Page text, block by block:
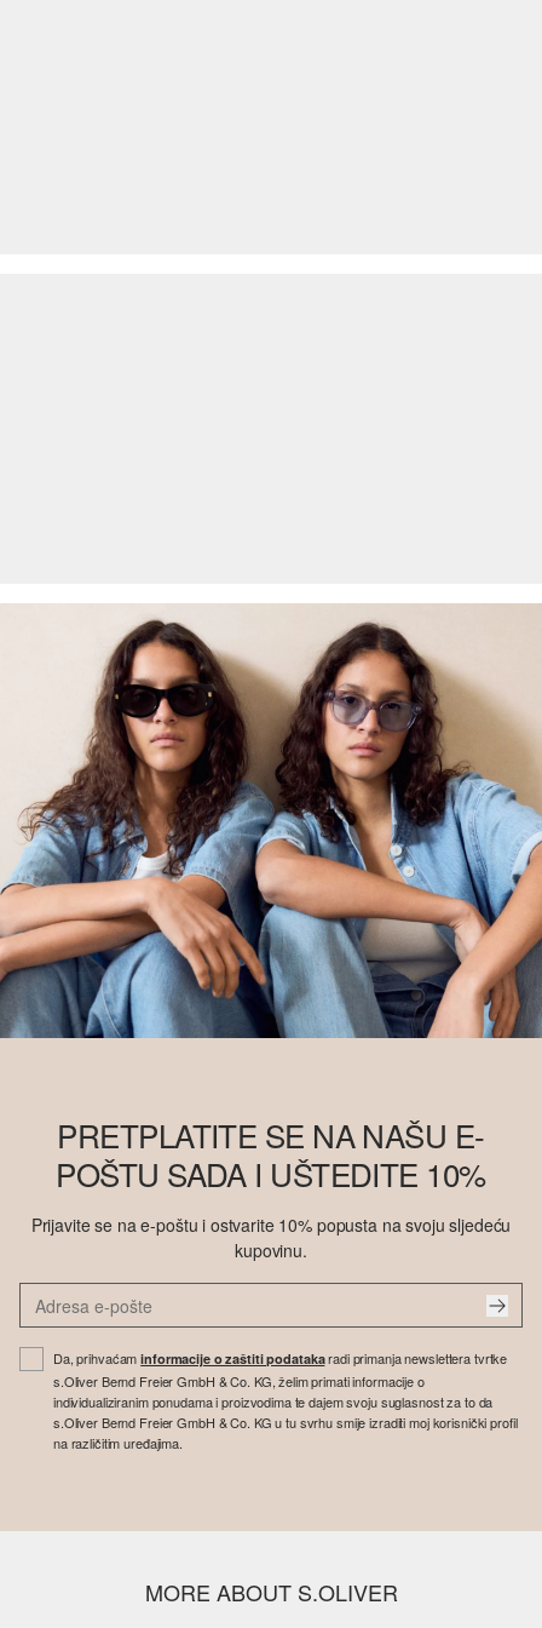
PRETPLATITE SE NA NAŠU E-
POŠTU SADA I UŠTEDITE 10%
Prijavite se na e-poštu i ostvarite 10% popusta na svoju sljedeću
kupovinu.
Da, prihvaćaminformacije o zaštiti podatakaradi primanja newslettera tvrtke
s.Oliver Bernd Freier GmbH & Co. KG, želim primati informacije o
individualiziranim ponudama i proizvodima te dajem svoju suglasnost za to da
s.Oliver Bernd Freier GmbH & Co. KG u tu svrhu smije izraditi moj korisnički profil
na različitim uređajima.
MORE ABOUT S.OLIVER